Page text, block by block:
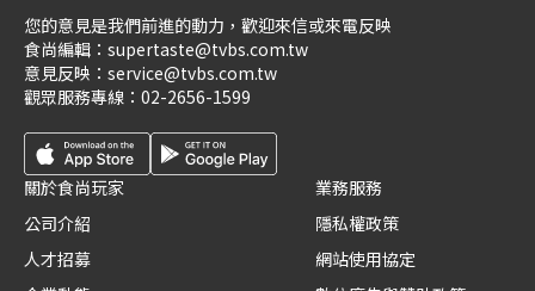
您的意見是我們前進的動力，歡迎來信或來電反映
食尚編輯： supertaste@tvbs.com.tw
意見反映： service@tvbs.com.tw
觀眾服務專線： 02-2656-1599
關於食尚玩家
公司介紹
人才招募
業務服務
隱私權政策
網站使用協定